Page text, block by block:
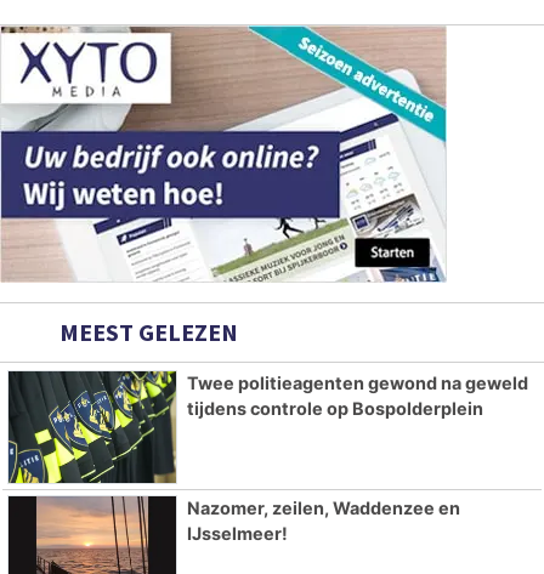
MEEST GELEZEN
Twee politieagenten gewond na geweld
tijdens controle op Bospolderplein
Nazomer, zeilen, Waddenzee en
IJsselmeer!